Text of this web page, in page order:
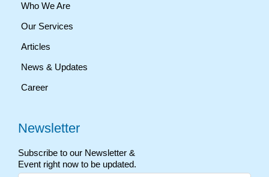
Who We Are
Our Services
Articles
News & Updates
Career
Newsletter
Subscribe to our Newsletter &
Event right now to be updated.